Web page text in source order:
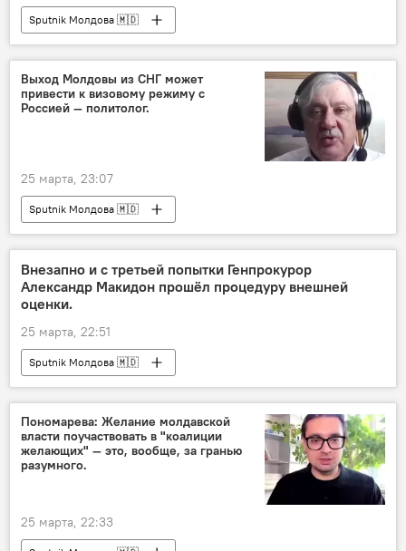
Sputnik Молдова 🇲🇩
Выход Молдовы из СНГ может
привести к визовому режиму с
Россией — политолог.
25 марта, 23:07
Sputnik Молдова 🇲🇩
Внезапно и с третьей попытки Генпрокурор
Александр Макидон прошёл процедуру внешней
оценки.
25 марта, 22:51
Sputnik Молдова 🇲🇩
Пономарева: Желание молдавской
власти поучаствовать в "коалиции
желающих" — это, вообще, за гранью
разумного.
25 марта, 22:33